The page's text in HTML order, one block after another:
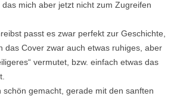
das mich aber jetzt nicht zum Zugreifen
passt es zwar perfekt zur Geschichte,
das Cover zwar auch etwas ruhiges, aber
vermutet, bzw. einfach etwas das
schön gemacht, gerade mit den sanften